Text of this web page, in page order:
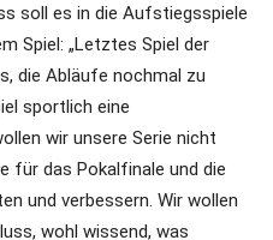
soll es in die Aufstiegsspiele
Spiel: „Letztes Spiel der
die Abläufe nochmal zu
sportlich eine
wir unsere Serie nicht
für das Pokalfinale und die
und verbessern. Wir wollen
wohl wissend, was